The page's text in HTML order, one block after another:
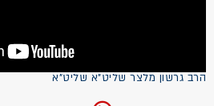
הרב גרשון מלצר שליט"א שליט"א